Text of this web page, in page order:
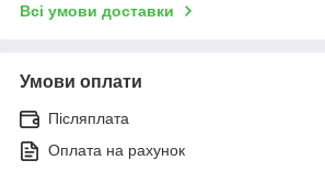
Всі умови доставки
Умови оплати
Післяплата
Оплата на рахунок